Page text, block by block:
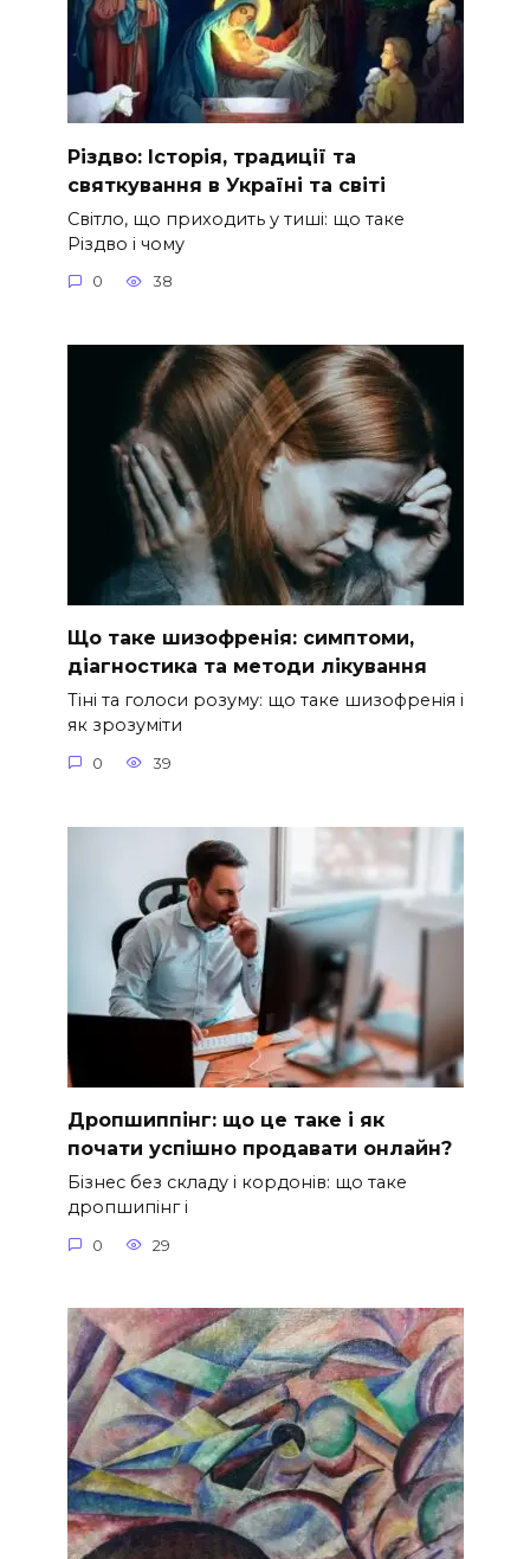
Різдво: Історія, традиції та
святкування в Україні та світі
Світло, що приходить у тиші: що таке
Різдво і чому
0 38
Що таке шизофренія: симптоми,
діагностика та методи лікування
Тіні та голоси розуму: що таке шизофренія і
як зрозуміти
0 39
Дропшиппінг: що це таке і як
почати успішно продавати онлайн?
Бізнес без складу і кордонів: що таке
дропшипінг і
0 29